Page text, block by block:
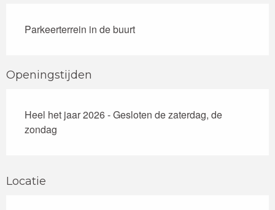
Parkeerterrein in de buurt
Openingstijden
Heel het jaar 2026 - Gesloten de zaterdag, de
zondag
Locatie